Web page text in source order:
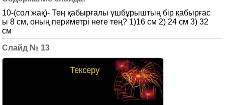
10-(сол жақ)- Тең қабырғалы үшбұрыштың бір қабырғас
ы 8 см, оның периметрі неге тең? 1)16 см 2) 24 см 3) 32
см
13